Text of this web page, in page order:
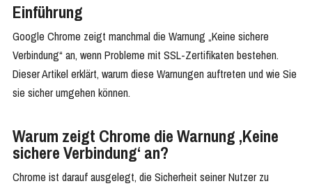
Einführung
Google Chrome zeigt manchmal die Warnung „Keine sichere
Verbindung“ an, wenn Probleme mit SSL-Zertifikaten bestehen.
Dieser Artikel erklärt, warum diese Warnungen auftreten und wie Sie
sie sicher umgehen können.
Warum zeigt Chrome die Warnung ‚Keine
sichere Verbindung‘ an?
Chrome ist darauf ausgelegt, die Sicherheit seiner Nutzer zu